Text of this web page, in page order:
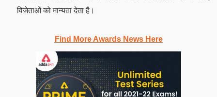
विजेताओं को मान्यता देता है।
Find More Awards News Here